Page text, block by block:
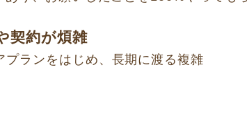
ランをはじめ、長期に渡る複雑
契約が煩雑